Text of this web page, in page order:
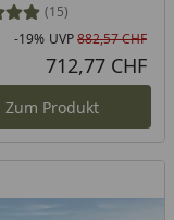
Preis
(15)
-19% UVP882,57 CHF
712,77 CHF
Zum Produkt